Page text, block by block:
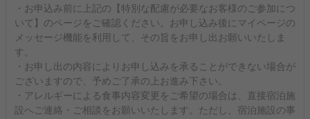
・お申込み前に上記の【特別な配慮が必要なお客様のご参加につ
いて】のページをご確認ください。お申し込み後にマイページの
メッセージ機能を利用して、その旨をお申し出お願いいたしま
す。
・お申し出の内容によりお申し込みを承ることができない場合が
ございますので、予めご了承の上お進み下さい。
・アレルギーによる食事内容変更をご希望の場合は、直接宿泊施
設へご連絡・ご相談をお願いいたします。ただし、宿泊施設の事